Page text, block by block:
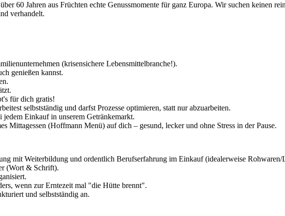
60 Jahren aus Früchten echte Genussmomente für ganz Europa. Wir suchen keinen
verhandelt.
(krisensichere Lebensmittelbranche!).
genießen kannst.
für dich gratis!
selbstständig und darfst Prozesse optimieren, statt nur abzuarbeiten.
Einkauf in unserem Getränkemarkt.
Mittagessen (Hoffmann Menü) auf dich – gesund, lecker und ohne Stress in der Pause.
mit Weiterbildung und ordentlich Berufserfahrung im Einkauf (idealerweise Rohwaren/
(Wort & Schrift).
wenn zur Erntezeit mal "die Hütte brennt".
und selbstständig an.